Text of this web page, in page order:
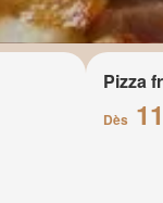
Pizza
Dès